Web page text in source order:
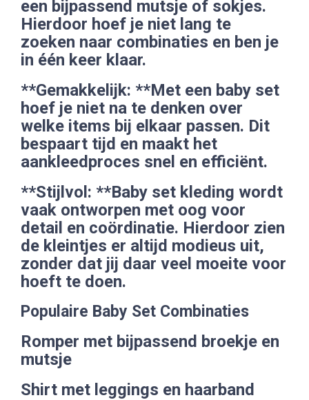
een bijpassend mutsje of sokjes.
Hierdoor hoef je niet lang te
zoeken naar combinaties en ben je
in één keer klaar.
**Gemakkelijk: **Met een baby set
hoef je niet na te denken over
welke items bij elkaar passen. Dit
bespaart tijd en maakt het
aankleedproces snel en efficiënt.
**Stijlvol: **Baby set kleding wordt
vaak ontworpen met oog voor
detail en coördinatie. Hierdoor zien
de kleintjes er altijd modieus uit,
zonder dat jij daar veel moeite voor
hoeft te doen.
Populaire Baby Set Combinaties
Romper met bijpassend broekje en
mutsje
Shirt met leggings en haarband